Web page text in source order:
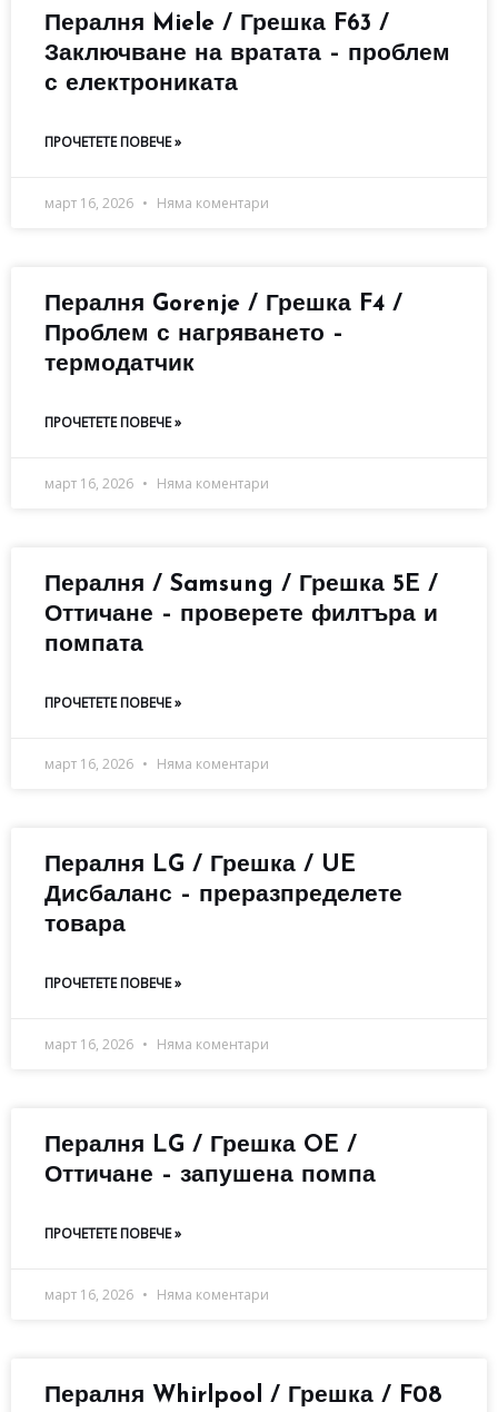
Пералня Miele / Грешка F63 /
Заключване на вратата – проблем
с електрониката
ПРОЧЕТЕТЕ ПОВЕЧЕ »
март 16, 2026 Няма коментари
Пералня Gorenje / Грешка F4 /
Проблем с нагряването –
термодатчик
ПРОЧЕТЕТЕ ПОВЕЧЕ »
март 16, 2026 Няма коментари
Пералня / Samsung / Грешка 5E /
Оттичане – проверете филтъра и
помпата
ПРОЧЕТЕТЕ ПОВЕЧЕ »
март 16, 2026 Няма коментари
Пералня LG / Грешка / UE
Дисбаланс – преразпределете
товара
ПРОЧЕТЕТЕ ПОВЕЧЕ »
март 16, 2026 Няма коментари
Пералня LG / Грешка OE /
Оттичане – запушена помпа
ПРОЧЕТЕТЕ ПОВЕЧЕ »
март 16, 2026 Няма коментари
Пералня Whirlpool / Грешка / F08